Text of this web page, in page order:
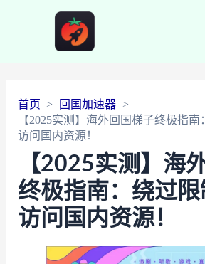
首页
回国加速器
【2025实测】海外回国梯子终极指
访问国内资源！
【2025实测】海
终极指南：绕过
访问国内资源！